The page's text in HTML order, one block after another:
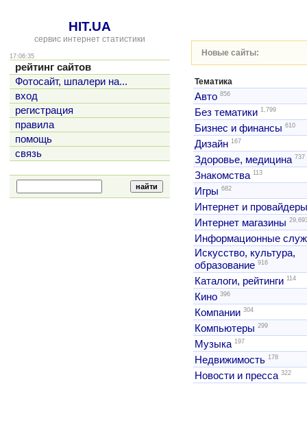
HIT.UA
сервис интернет статистики
17:06:35
рейтинг сайтов
Фотосайт, шпалери на...
вход
регистрация
правила
помощь
связь
Новые сайты:
Тематика
Авто 856
Без тематики 1,799
Бизнес и финансы 610
Дизайн 167
Здоровье, медицина 737
Знакомства 113
Игры 682
Интернет и провайдеры
Интернет магазины
Информационные
Искусство, культура,
образование 916
Каталоги, рейтинги 114
Кино 396
Компании 304
Компьютеры 299
Музыка 197
Недвижимость 178
Новости и пресса 322